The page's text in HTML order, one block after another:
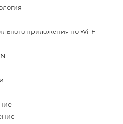
приложения по Wi-Fi